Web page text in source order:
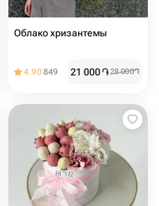
Облако хризантемы
4.90849 21 000֏28 000֏